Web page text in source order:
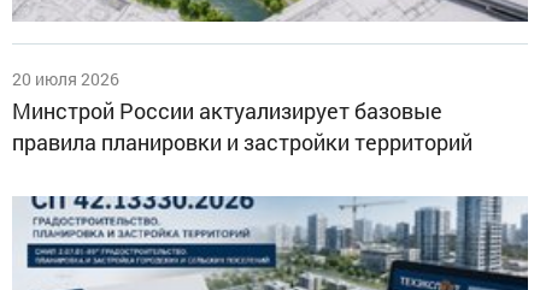
20 июля 2026
Минстрой России актуализирует базовые
правила планировки и застройки территорий